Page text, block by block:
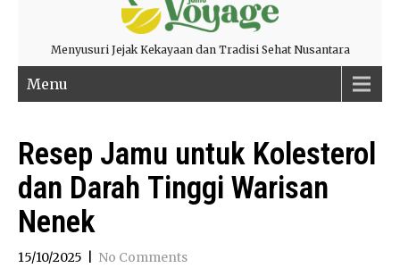
Menyusuri Jejak Kekayaan dan Tradisi Sehat Nusantara
Menu
Resep Jamu untuk Kolesterol
dan Darah Tinggi Warisan
Nenek
15/10/2025 No Comments